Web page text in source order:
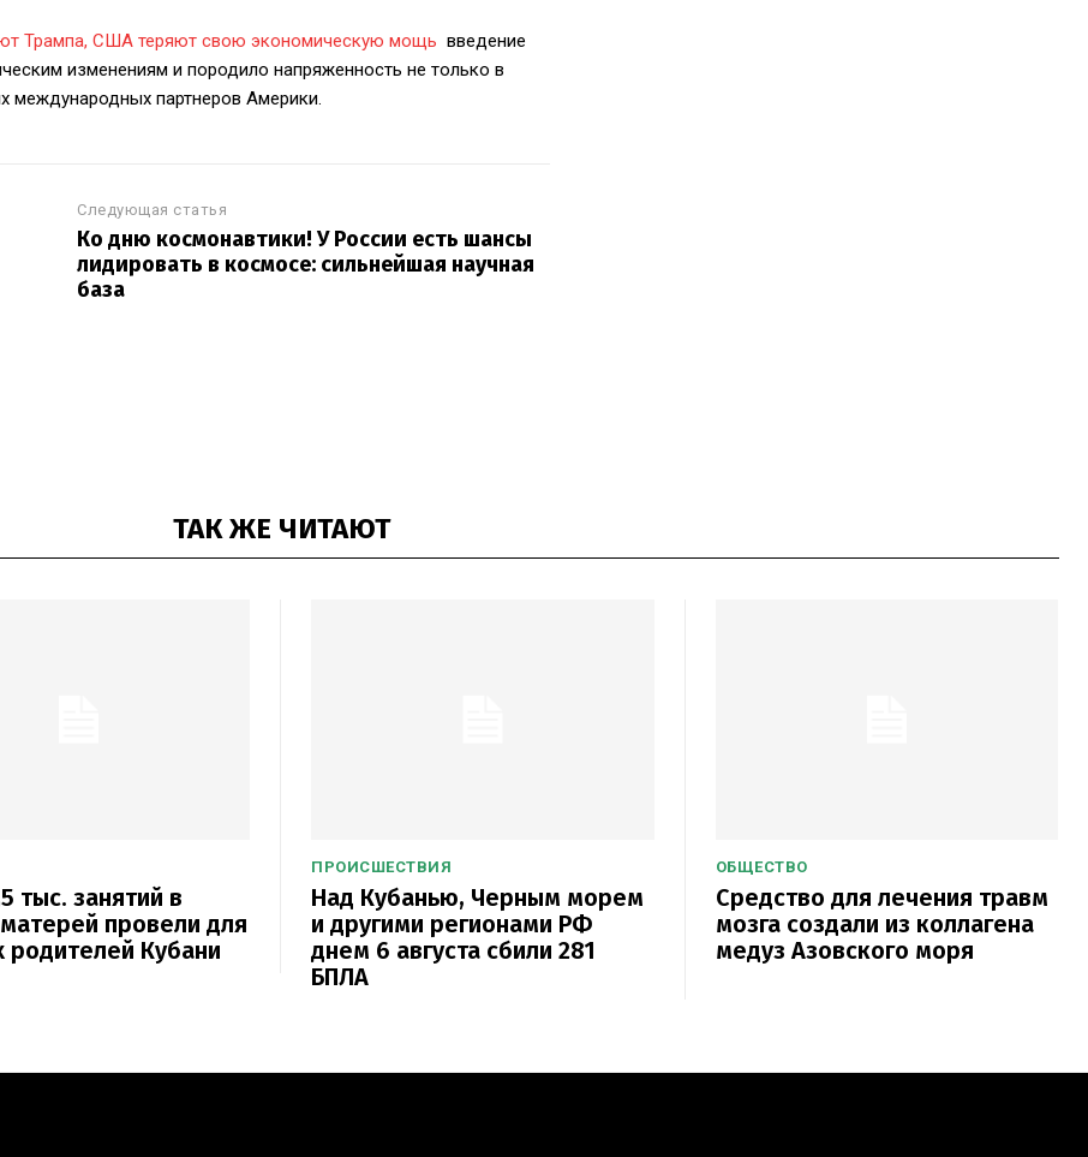
Трампа, США теряют свою экономическую мощь введение
изменениям и породило напряженность не только в
международных партнеров Америки.
Следующая статья
Ко дню космонавтики! У России есть шансы
лидировать в космосе: сильнейшая научная
база
ТАК ЖЕ ЧИТАЮТ
тыс. занятий в
провели для
родителей Кубани
ПРОИСШЕСТВИЯ
Над Кубанью, Черным морем
и другими регионами РФ
днем 6 августа сбили 281
БПЛА
ОБЩЕСТВО
Средство для лечения травм
мозга создали из коллагена
медуз Азовского моря